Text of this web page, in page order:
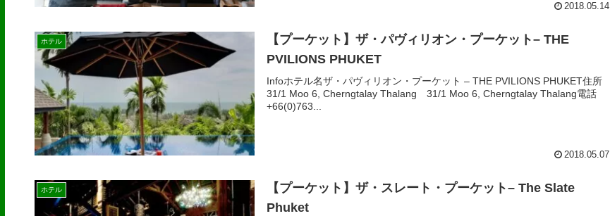
2018.05.14
ホテル
【プーケット】ザ・パヴィリオン・プーケット– THE
PVILIONS PHUKET
Infoホテル名ザ・パヴィリオン・プーケット – THE PVILIONS PHUKET住所
31/1 Moo 6, Cherngtalay Thalang 31/1 Moo 6, Cherngtalay Thalang電話
+66(0)763...
2018.05.07
ホテル
【プーケット】ザ・スレート・プーケット– The Slate
Phuket